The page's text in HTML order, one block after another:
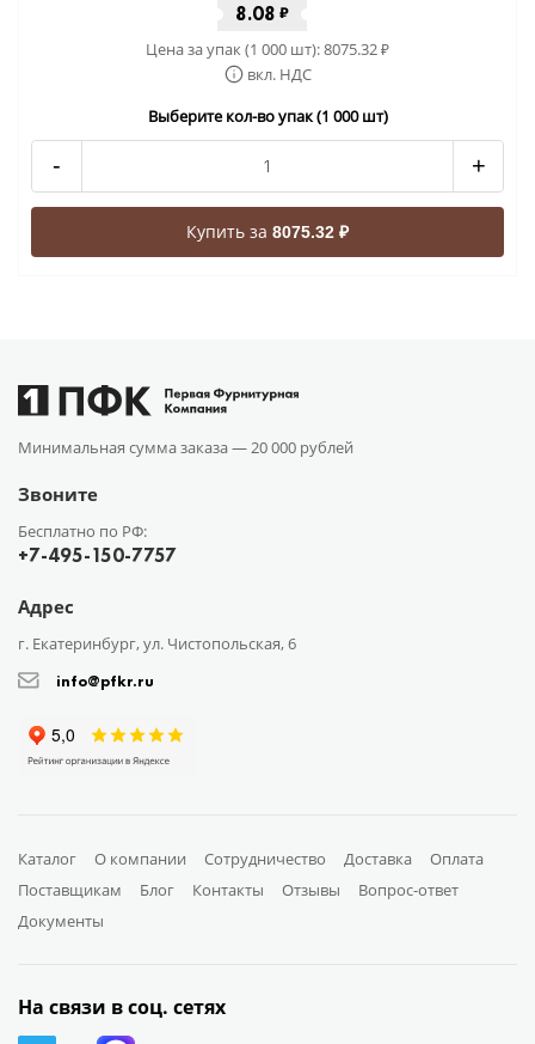
8.08 ₽
Цена за упак (1 000 шт):8075.32₽
вкл. НДС
Выберите кол-во упак (1 000 шт)
- +
Купить за 8075.32 ₽
Минимальная сумма заказа — 20 000 рублей
Звоните
Бесплатно по РФ:
+7-495-150-7757
Адрес
г. Екатеринбург, ул. Чистопольская, 6
info@pfkr.ru
Каталог О компании Сотрудничество Доставка
Оплата
Поставщикам
Блог Контакты Отзывы
Вопрос-ответ
Документы
На связи в соц. сетях